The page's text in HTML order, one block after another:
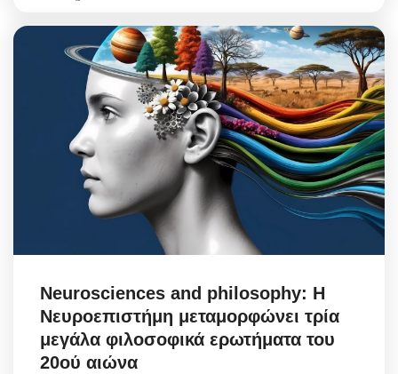
Neurosciences and philosophy: H
Νευροεπιστήμη μεταμορφώνει τρία
μεγάλα φιλοσοφικά ερωτήματα του
20ού αιώνα